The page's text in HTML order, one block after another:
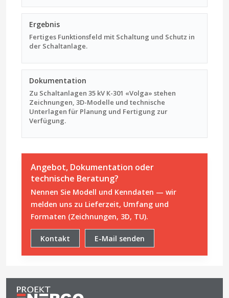
Ergebnis
Fertiges Funktionsfeld mit Schaltung und Schutz in
der Schaltanlage.
Dokumentation
Zu Schaltanlagen 35 kV К-301 «Volga» stehen
Zeichnungen, 3D-Modelle und technische
Unterlagen für Planung und Fertigung zur
Verfügung.
Angebot, Dokumentation oder
technische Beratung?
Nennen Sie Modell und Kenndaten — wir
melden uns zu Lieferzeit, Umfang und
Formaten (Zeichnungen, 3D, TU).
Kontakt E-Mail senden